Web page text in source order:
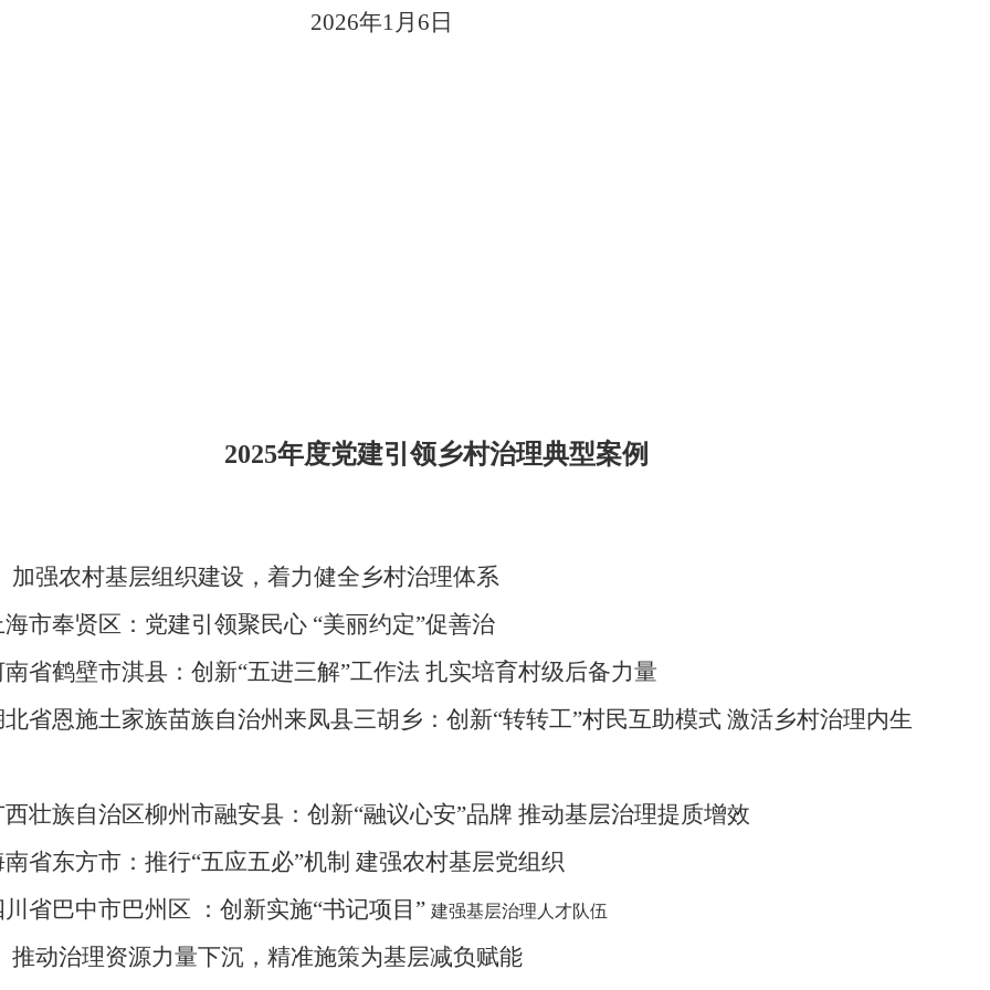
2026年1月 6 日
2025年度党建引领乡村治理典型案例
加强农村基层组织建设，着力健全乡村治理体系
海市奉贤区：党建引领聚民心 “美丽约定”促善治
南省鹤壁市淇县：创新“五进三解”工作法 扎实培育村级后备力量
北省恩施土家族苗族自治州来凤县三胡乡：创新“转转工”村民互助模式 激活乡村治理内生
西壮族自治区柳州市融安县：创新“融议心安”品牌 推动基层治理提质增效
南省东方市：推行“五应五必”机制 建强农村基层党组织
川省巴中市巴州区
：创新实施“书记项目 ” 建强基层治理人才队伍
推动治理资源力量下沉，精准施策为基层减负赋能